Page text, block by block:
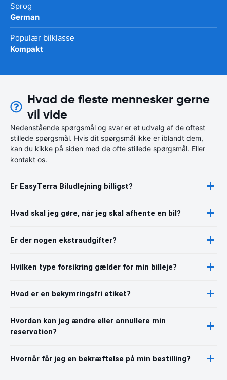
Sprog
German
Populær bilklasse
Kompakt
Hvad de fleste mennesker gerne
vil vide
Nedenstående spørgsmål og svar er et udvalg af de oftest
stillede spørgsmål. Hvis dit spørgsmål ikke er iblandt dem,
kan du kikke på siden med de ofte stillede spørgsmål. Eller
kontakt os.
Er EasyTerra Biludlejning billigst?
Hvad skal jeg gøre, når jeg skal afhente en bil?
Er der nogen ekstraudgifter?
Hvilken type forsikring gælder for min billeje?
Hvad er en bekymringsfri etiket?
Hvordan kan jeg ændre eller annullere min
reservation?
Hvornår får jeg en bekræftelse på min bestilling?